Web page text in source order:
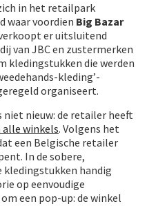
in het retailpark
waar voordien Big Bazar
er uitsluitend
van JBC en zustermerken
kledingstukken die werden
kleding’-
organiseert.
niet nieuw: de retailer heeft
alle winkels. Volgens het
een Belgische retailer
In de sobere,
handig
op eenvoudige
een pop-up: de winkel